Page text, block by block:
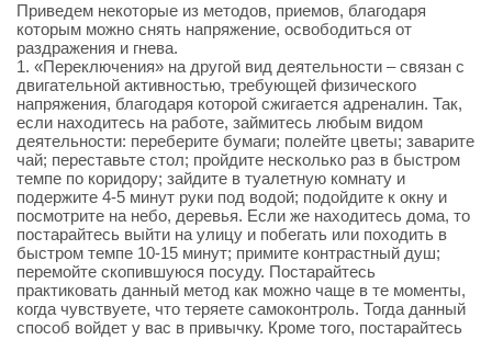
Приведем некоторые из методов, приемов, благодаря
которым можно снять напряжение, освободиться от
раздражения и гнева.
1. «Переключения» на другой вид деятельности – связан с
двигательной активностью, требующей физического
напряжения, благодаря которой сжигается адреналин. Так,
если находитесь на работе, займитесь любым видом
деятельности: переберите бумаги; полейте цветы; заварите
чай; переставьте стол; пройдите несколько раз в быстром
темпе по коридору; зайдите в туалетную комнату и
подержите 4-5 минут руки под водой; подойдите к окну и
посмотрите на небо, деревья. Если же находитесь дома, то
постарайтесь выйти на улицу и побегать или походить в
быстром темпе 10-15 минут; примите контрастный душ;
перемойте скопившуюся посуду. Постарайтесь
практиковать данный метод как можно чаще в те моменты,
когда чувствуете, что теряете самоконтроль. Тогда данный
способ войдет у вас в привычку. Кроме того, постарайтесь